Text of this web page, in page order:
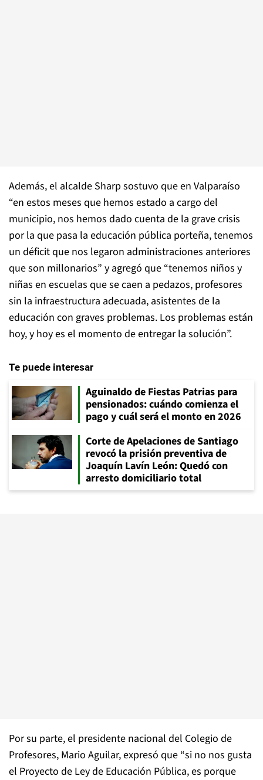
Además, el alcalde Sharp sostuvo que en Valparaíso
“en estos meses que hemos estado a cargo del
municipio, nos hemos dado cuenta de la grave crisis
por la que pasa la educación pública porteña, tenemos
un déficit que nos legaron administraciones anteriores
que son millonarios” y agregó que “tenemos niños y
niñas en escuelas que se caen a pedazos, profesores
sin la infraestructura adecuada, asistentes de la
educación con graves problemas. Los problemas están
hoy, y hoy es el momento de entregar la solución”.
Te puede interesar
Aguinaldo de Fiestas Patrias para
pensionados: cuándo comienza el
pago y cuál será el monto en 2026
Corte de Apelaciones de Santiago
revocó la prisión preventiva de
Joaquín Lavín León: Quedó con
arresto domiciliario total
Por su parte, el presidente nacional del Colegio de
Profesores, Mario Aguilar, expresó que “si no nos gusta
el Proyecto de Ley de Educación Pública, es porque